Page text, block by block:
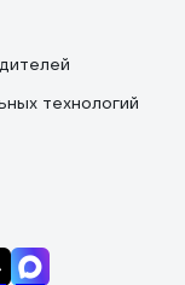
технологий